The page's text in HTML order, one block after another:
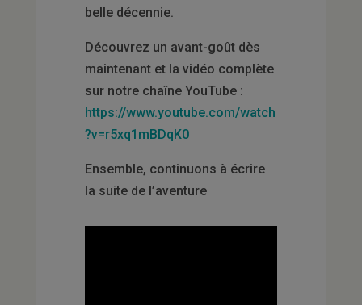
belle décennie.
Découvrez un avant-goût dès
maintenant et la vidéo complète
sur notre chaîne YouTube :
https://www.youtube.com/watch
?v=r5xq1mBDqK0
Ensemble, continuons à écrire
la suite de l’aventure